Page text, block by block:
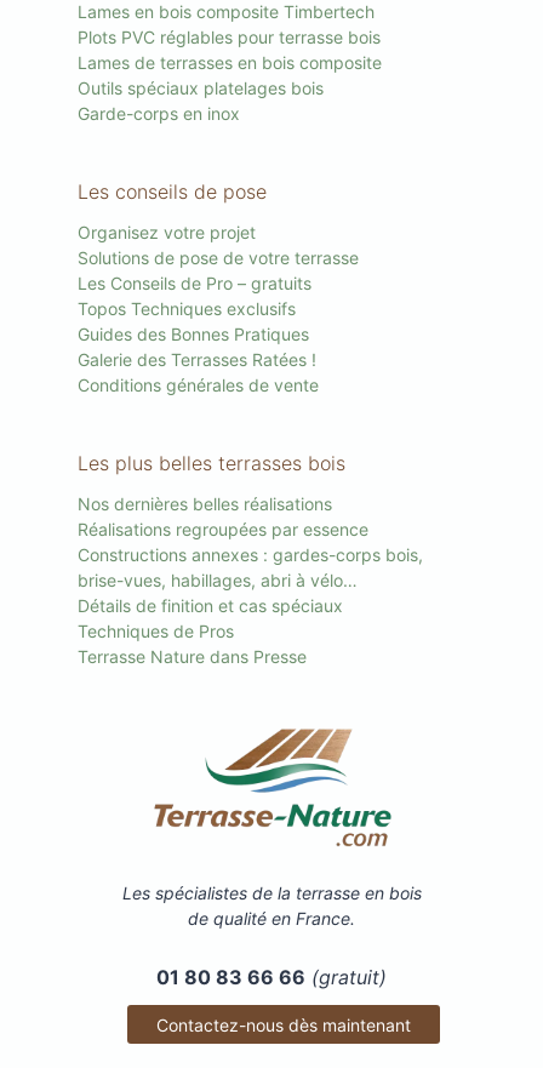
Lames en bois composite Timbertech
Plots PVC réglables pour terrasse bois
Lames de terrasses en bois composite
Outils spéciaux platelages bois
Garde-corps en inox
Les conseils de pose
Organisez votre projet
Solutions de pose de votre terrasse
Les Conseils de Pro – gratuits
Topos Techniques exclusifs
Guides des Bonnes Pratiques
Galerie des Terrasses Ratées !
Conditions générales de vente
Les plus belles terrasses bois
Nos dernières belles réalisations
Réalisations regroupées par essence
Constructions annexes : gardes-corps bois,
brise-vues, habillages, abri à vélo…
Détails de finition et cas spéciaux
Techniques de Pros
Terrasse Nature dans Presse
Les spécialistes de la terrasse en bois
de qualité en France.
01 80 83 66 66 (gratuit)
Contactez-nous dès maintenant